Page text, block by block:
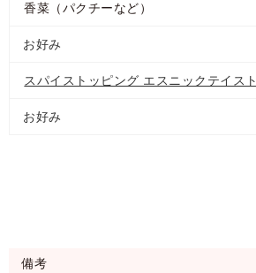
香菜（パクチーなど）
お好み
スパイストッピング エスニックテイスト
お好み
備考